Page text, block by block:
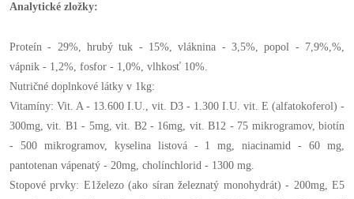
Analytické zložky:
Proteín - 29%, hrubý tuk - 15%, vláknina - 3,5%, popol - 7,9%,%,
vápnik - 1,2%, fosfor - 1,0%, vlhkosť 10%.
Nutričné doplnkové látky v 1kg:
Vitamíny: Vit. A - 13.600 I.U., vit. D3 - 1.300 I.U. vit. E (alfatokoferol) -
300mg, vit. B1 - 5mg, vit. B2 - 16mg, vit. B12 - 75 mikrogramov, biotín
- 500 mikrogramov, kyselina listová - 1 mg, niacinamid - 60 mg,
pantotenan vápenatý - 20mg, cholínchlorid - 1300 mg.
Stopové prvky: E1železo (ako síran železnatý monohydrát) - 200mg, E5